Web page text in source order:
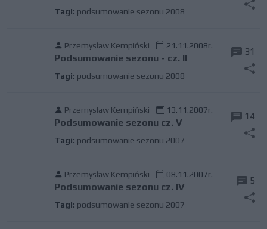
Tagi: podsumowanie sezonu 2008
Przemysław Kempiński 21.11.2008r.
Podsumowanie sezonu - cz. II
Tagi: podsumowanie sezonu 2008
31
Przemysław Kempiński 13.11.2007r.
Podsumowanie sezonu cz. V
Tagi: podsumowanie sezonu 2007
14
Przemysław Kempiński 08.11.2007r.
Podsumowanie sezonu cz. IV
Tagi: podsumowanie sezonu 2007
5